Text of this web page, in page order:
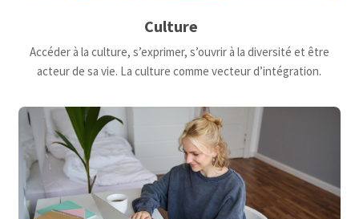
Culture
Accéder à la culture, s’exprimer, s’ouvrir à la diversité et être
acteur de sa vie. La culture comme vecteur d’intégration.